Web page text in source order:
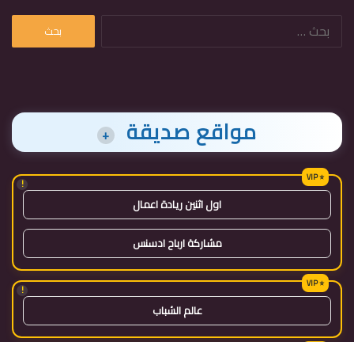
البحث
مواقع صديقة +
!
اول اثنين ريادة اعمال
مشاركة ارباح ادسنس
!
عالم الشباب